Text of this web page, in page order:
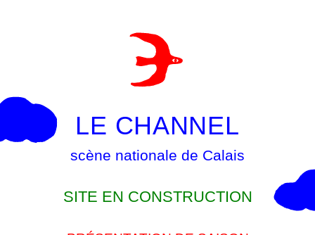
LE CHANNEL
scène nationale de Calais
SITE EN CONSTRUCTION